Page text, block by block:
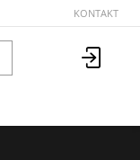
KONTAKT